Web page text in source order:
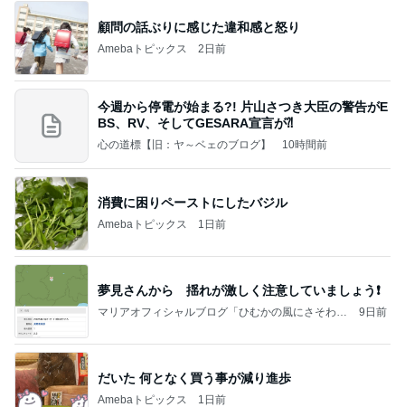
顧問の話ぶりに感じた違和感と怒り
Amebaトピックス 2日前
今週から停電が始まる?! 片山さつき大臣の警告がE
BS、RV、そしてGESARA宣言が⁈
心の道標【旧：ヤ～ベェのブログ】 10時間前
消費に困りペーストにしたバジル
Amebaトピックス 1日前
夢見さんから 揺れが激しく注意していましょう❗️
マリアオフィシャルブログ「ひむかの風にさそわれ
9日前
だいた 何となく買う事が減り進歩
Amebaトピックス 1日前